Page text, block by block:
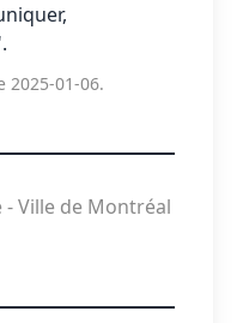
2025-01-06.
Ville de Montréal